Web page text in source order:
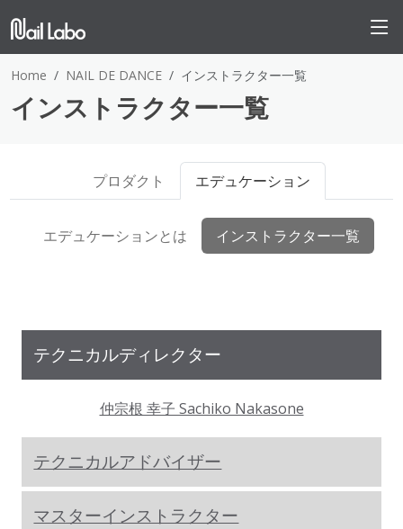
Home NAIL DE DANCE インストラクター一覧
インストラクター一覧
プロダクト エデュケーション
エデュケーションとは インストラクター一覧
テクニカルディレクター
仲宗根 幸子 Sachiko Nakasone
テクニカルアドバイザー
マスターインストラクター